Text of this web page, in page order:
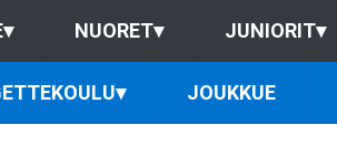
▾ NUORET▾ JUNIORIT▾
▾ JOUKKUE